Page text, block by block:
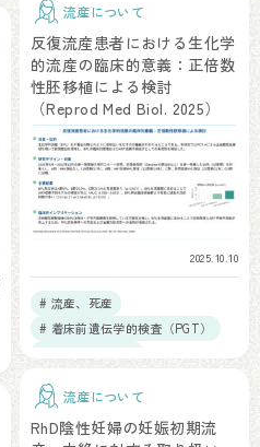
流産について
反復流産患者における生化学
的流産の臨床的意義：正倍数
性胚移植による検討
（Reprod Med Biol. 2025）
2025.10.10
# 流産、死産
# 着床前遺伝学的検査（PGT）
# 不育症（RPL）
流産について
RhD陰性妊婦の妊娠初期流